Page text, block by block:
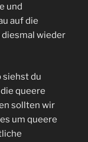
und
auf die
diesmal wieder
siehst du
queere
sollten wir
um queere